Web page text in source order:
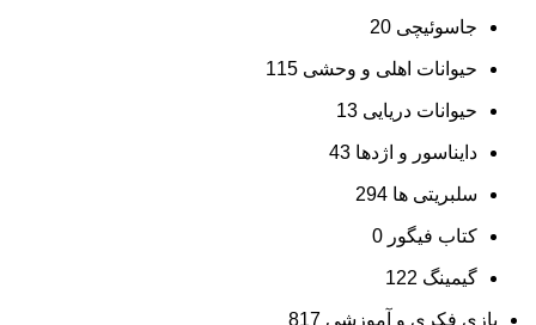
جاسوئیچی 20
حیوانات اهلی و وحشی 115
حیوانات دریایی 13
دایناسور و اژدها 43
سلبریتی ها 294
کتاب فیگور 0
گیمینگ 122
بازی فکری و آموزشی 817